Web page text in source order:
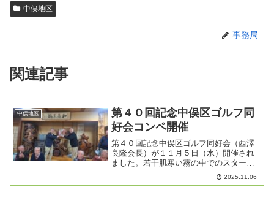
中俣地区
事務局
関連記事
中俣地区
第４０回記念中俣区ゴルフ同
好会コンペ開催
第４０回記念中俣区ゴルフ同好会（西澤
良隆会長）が１１月５日（水）開催され
ました。若干肌寒い霧の中でのスタート
でしたが過去最大の２７名の参加を頂き
ました。２００６年８月に第１回目が斑
2025.11.06